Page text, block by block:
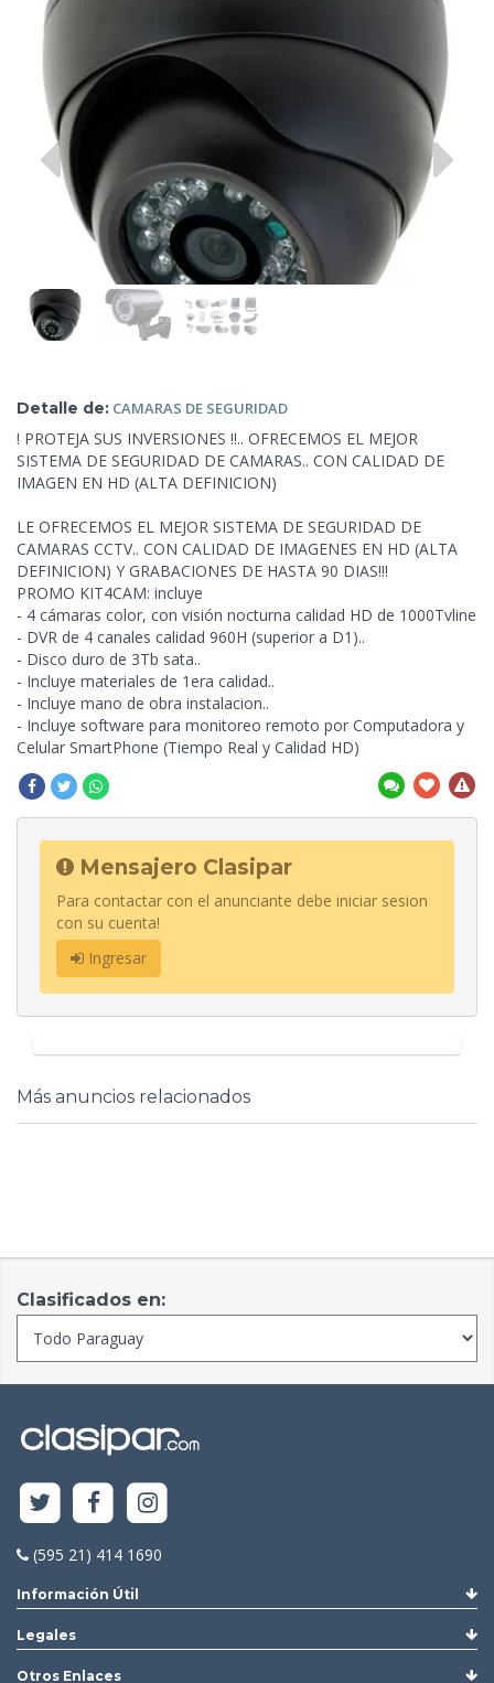
Detalle de: CAMARAS DE SEGURIDAD
! PROTEJA SUS INVERSIONES !!.. OFRECEMOS EL MEJOR
SISTEMA DE SEGURIDAD DE CAMARAS.. CON CALIDAD DE
IMAGEN EN HD (ALTA DEFINICION)
LE OFRECEMOS EL MEJOR SISTEMA DE SEGURIDAD DE
CAMARAS CCTV.. CON CALIDAD DE IMAGENES EN HD (ALTA
DEFINICION) Y GRABACIONES DE HASTA 90 DIAS!!!
PROMO KIT4CAM: incluye
- 4 cámaras color, con visión nocturna calidad HD de 1000Tvline
- DVR de 4 canales calidad 960H (superior a D1)..
- Disco duro de 3Tb sata..
- Incluye materiales de 1era calidad..
- Incluye mano de obra instalacion..
- Incluye software para monitoreo remoto por Computadora y
Celular SmartPhone (Tiempo Real y Calidad HD)
Mensajero Clasipar
Para contactar con el anunciante debe iniciar sesion
con su cuenta!
Ingresar
Más anuncios relacionados
Clasificados en:
(595 21) 414 1690
Información Útil
Legales
Otros Enlaces